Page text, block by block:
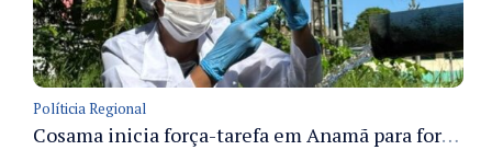
Políticia Regional
Cosama inicia força-tarefa em Anamã para fortalecer abastecimento de água e segurança hídrica da população